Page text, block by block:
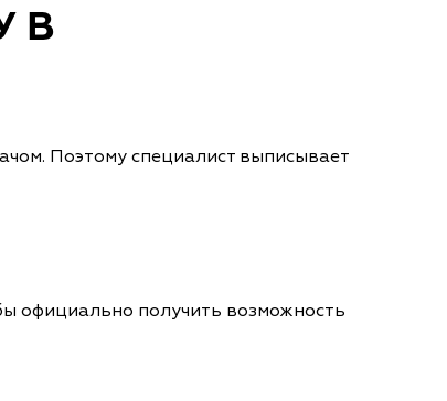
В
Поэтому специалист выписывает
официально получить возможность